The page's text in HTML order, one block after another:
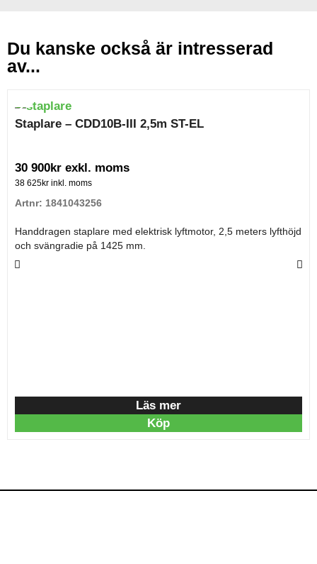
Du kanske också är intresserad
av...
Staplare – CDD10B-III 2,5m ST-EL
30 900kr exkl. moms
38 625kr inkl. moms
Artnr: 1841043256
Handdragen staplare med elektrisk lyftmotor, 2,5 meters lyfthöjd
och svängradie på 1425 mm.
Läs mer
Köp